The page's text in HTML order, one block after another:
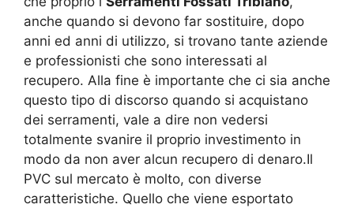
anche quando si devono far sostituire, dopo
anni ed anni di utilizzo, si trovano tante aziende
e professionisti che sono interessati al
recupero. Alla fine è importante che ci sia anche
questo tipo di discorso quando si acquistano
dei serramenti, vale a dire non vedersi
totalmente svanire il proprio investimento in
modo da non aver alcun recupero di denaro.Il
PVC sul mercato è molto, con diverse
caratteristiche. Quello che viene esportato